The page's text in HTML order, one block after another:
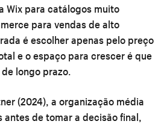
Wix para catálogos muito
para vendas de alto
é escolher apenas pelo preço
e o espaço para crescer é que
longo prazo.
(2024), a organização média
antes de tomar a decisão final,